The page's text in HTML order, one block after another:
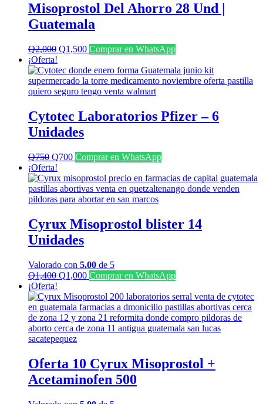
Misoprostol Del Ahorro 28 Und |
Guatemala
Q2,000 El
original
era:
Q2,000.
Q1,500El
actual
es:
Q1,500.
Comprar en WhatsApp
¡Oferta!
Cytotec Laboratorios Pfizer – 6
Unidades
Q750 El
precio
original
era:
Q750.
Q700El
actual
es:
Q700.
Comprar en WhatsApp
¡Oferta!
Cyrux Misoprostol blister 14
Unidades
Valorado con 5.00 de 5
Q1,400 El
original
era:
Q1,400.
Q1,000El
actual
es:
Q1,000.
Comprar en WhatsApp
¡Oferta!
Oferta 10 Cyrux Misoprostol +
Acetaminofen 500